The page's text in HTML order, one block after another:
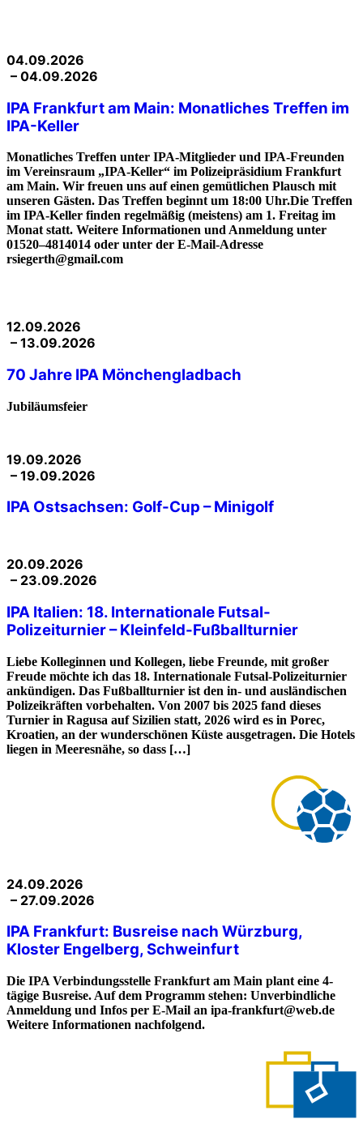
04.09.2026
– 04.09.2026
IPA Frankfurt am Main: Monatliches Treffen im
IPA-Keller
Monatliches Treffen unter IPA-Mitglieder und IPA-Freunden
im Vereinsraum „IPA-Keller“ im Polizeipräsidium Frankfurt
am Main. Wir freuen uns auf einen gemütlichen Plausch mit
unseren Gästen. Das Treffen beginnt um 18:00 Uhr.Die Treffen
im IPA-Keller finden regelmäßig (meistens) am 1. Freitag im
Monat statt. Weitere Informationen und Anmeldung unter
01520–4814014 oder unter der E-Mail-Adresse
rsiegerth@gmail.com
12.09.2026
– 13.09.2026
70 Jahre IPA Mönchengladbach
Jubiläumsfeier
19.09.2026
– 19.09.2026
IPA Ostsachsen: Golf-Cup – Minigolf
20.09.2026
– 23.09.2026
IPA Italien: 18. Internationale Futsal-
Polizeiturnier – Kleinfeld-Fußballturnier
Liebe Kolleginnen und Kollegen, liebe Freunde, mit großer
Freude möchte ich das 18. Internationale Futsal-Polizeiturnier
ankündigen. Das Fußballturnier ist den in- und ausländischen
Polizeikräften vorbehalten. Von 2007 bis 2025 fand dieses
Turnier in Ragusa auf Sizilien statt, 2026 wird es in Porec,
Kroatien, an der wunderschönen Küste ausgetragen. Die Hotels
liegen in Meeresnähe, so dass […]
24.09.2026
– 27.09.2026
IPA Frankfurt: Busreise nach Würzburg,
Kloster Engelberg, Schweinfurt
Die IPA Verbindungsstelle Frankfurt am Main plant eine 4-
tägige Busreise. Auf dem Programm stehen: Unverbindliche
Anmeldung und Infos per E-Mail an ipa-frankfurt@web.de
Weitere Informationen nachfolgend.